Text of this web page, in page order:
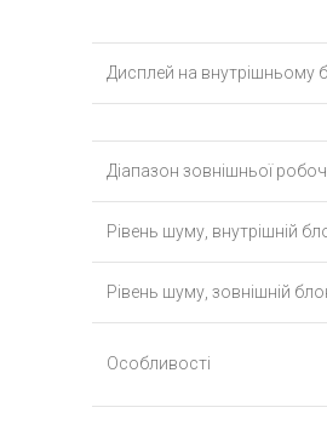
Дисплей на внутрішньому
Діапазон зовнішньої
Рівень шуму, внутрішній
Рівень шуму, зовнішній
Особливості